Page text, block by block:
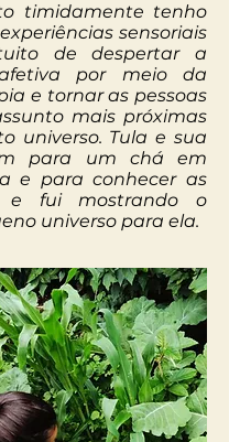
timidamente tenho
sensoriais
de despertar a
por meio da
e tornar as pessoas
mais próximas
universo. Tula e sua
para um chá em
e para conhecer as
e fui mostrando o
universo para ela.